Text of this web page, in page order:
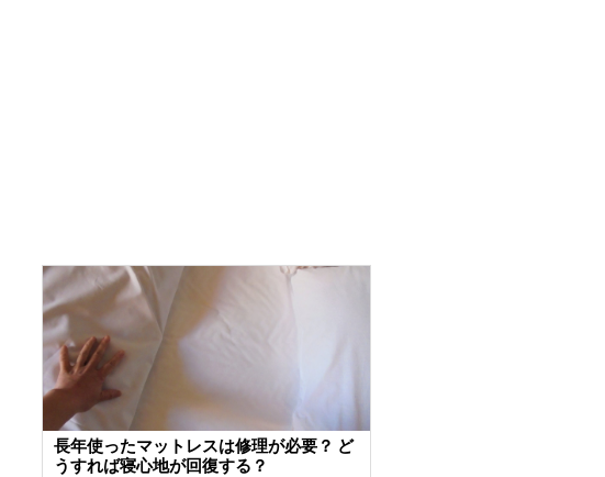
長年使ったマットレスは修理が必要？ ど
うすれば寝心地が回復する？